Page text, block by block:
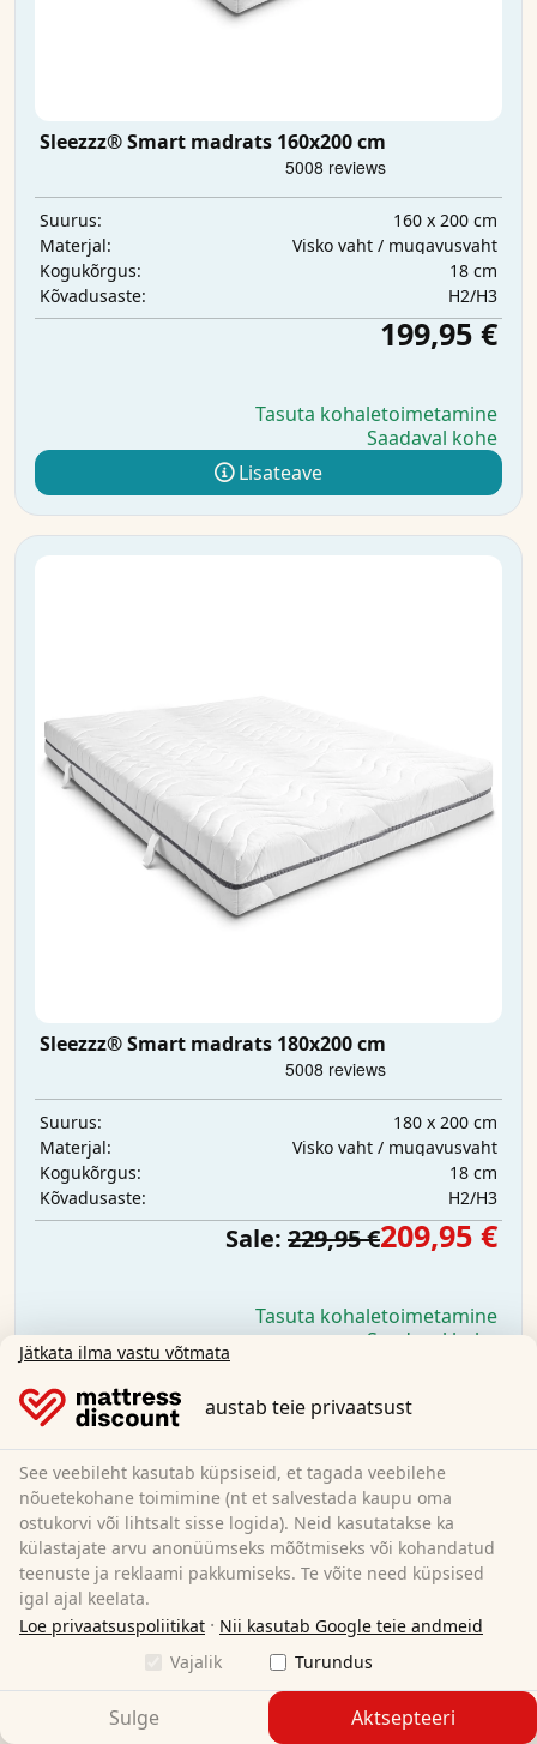
Sleezzz® Smart madrats 160x200 cm
Suurus:
160 x 200 cm
Materjal:
Visko vaht / mugavusvaht
Kogukõrgus:
18 cm
Kõvadusaste:
H2/H3
199,95 €
Tasuta kohaletoimetamine
Saadaval kohe
Lisateave
Sleezzz® Smart madrats 180x200 cm
Suurus:
180 x 200 cm
Materjal:
Visko vaht / mugavusvaht
Kogukõrgus:
18 cm
Kõvadusaste:
H2/H3
Sale: 229,95 €209,95 €
Tasuta kohaletoimetamine
Saadaval kohe
Jätkata ilma vastu võtmata
austab teie privaatsust
See veebileht kasutab küpsiseid, et tagada veebilehe
nõuetekohane toimimine (nt et salvestada kaupu oma
ostukorvi või lihtsalt sisse logida). Neid kasutatakse ka
külastajate arvu anonüümseks mõõtmiseks või kohandatud
teenuste ja reklaami pakkumiseks. Te võite need küpsised
igal ajal keelata.
Loe privaatsuspoliitikat · Nii kasutab Google teie andmeid
Vajalik
Turundus
Sulge Aktsepteeri